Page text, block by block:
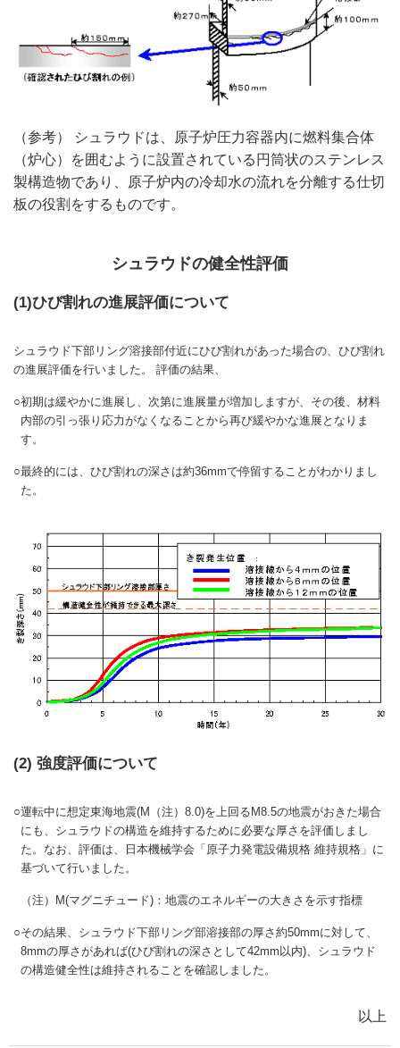
（参考） シュラウドは、原子炉圧力容器内に燃料集合体
（炉心）を囲むように設置されている円筒状のステンレス
製構造物であり、原子炉内の冷却水の流れを分離する仕切
板の役割をするものです。
シュラウドの健全性評価
(1)ひび割れの進展評価について
シュラウド下部リング溶接部付近にひび割れがあった場合の、ひび割れ
の進展評価を行いました。 評価の結果、
○初期は緩やかに進展し、次第に進展量が増加しますが、その後、材料
内部の引っ張り応力がなくなることから再び緩やかな進展となりま
す。
○最終的には、ひび割れの深さは約36mmで停留することがわかりまし
た。
(2) 強度評価について
○運転中に想定東海地震(M（注）8.0)を上回るM8.5の地震がおきた場合
にも、シュラウドの構造を維持するために必要な厚さを評価しまし
た。なお、評価は、日本機械学会「原子力発電設備規格 維持規格」に
基づいて行いました。
（注）M(マグニチュード)：地震のエネルギーの大きさを示す指標
○その結果、シュラウド下部リング部溶接部の厚さ約50mmに対して、
8mmの厚さがあれば(ひび割れの深さとして42mm以内)、シュラウド
の構造健全性は維持されることを確認しました。
以上